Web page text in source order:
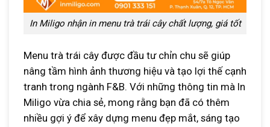
In Miligo nhận in menu trà trái cây chất lượng, giá tốt
Menu trà trái cây được đầu tư chỉn chu sẽ giúp
nâng tầm hình ảnh thương hiệu và tạo lợi thế cạnh
tranh trong ngành F&B. Với những thông tin mà In
Miligo vừa chia sẻ, mong rằng bạn đã có thêm
nhiều gợi ý để xây dựng menu đẹp mắt, sáng tạo